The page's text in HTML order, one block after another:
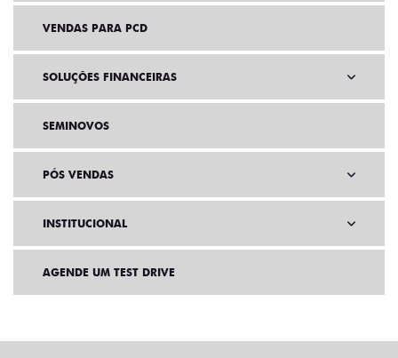
VENDAS PARA PCD
SOLUÇÕES FINANCEIRAS
SEMINOVOS
PÓS VENDAS
INSTITUCIONAL
AGENDE UM TEST DRIVE